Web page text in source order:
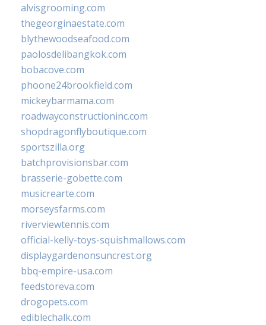
alvisgrooming.com
thegeorginaestate.com
blythewoodseafood.com
paolosdelibangkok.com
bobacove.com
phoone24brookfield.com
mickeybarmama.com
roadwayconstructioninc.com
shopdragonflyboutique.com
sportszilla.org
batchprovisionsbar.com
brasserie-gobette.com
musicrearte.com
morseysfarms.com
riverviewtennis.com
official-kelly-toys-squishmallows.com
displaygardenonsuncrest.org
bbq-empire-usa.com
feedstoreva.com
drogopets.com
ediblechalk.com